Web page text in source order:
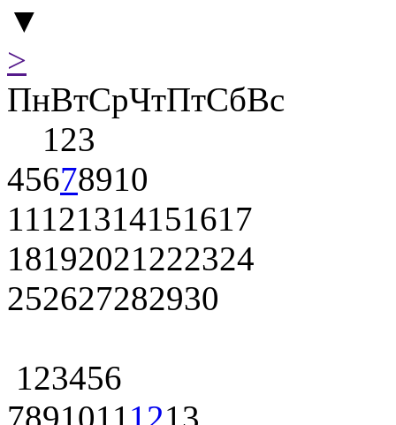
▼
>
ПнВтСрЧтПтСбВс
123
45678910
11121314151617
18192021222324
252627282930
123456